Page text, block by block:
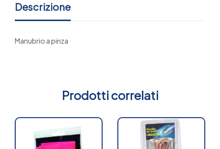
Descrizione
Manubrio a pinza
Prodotti correlati